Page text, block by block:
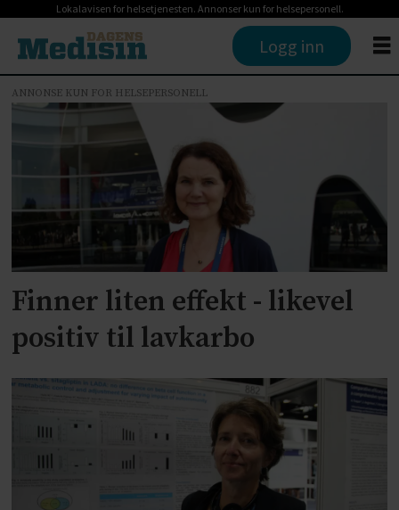
Lokalavisen for helsetjenesten. Annonser kun for helsepersonell.
Logg inn
Tag:
easd
2019
ANNONSE KUN FOR HELSEPERSONELL
Finner liten effekt - likevel
positiv til lavkarbo